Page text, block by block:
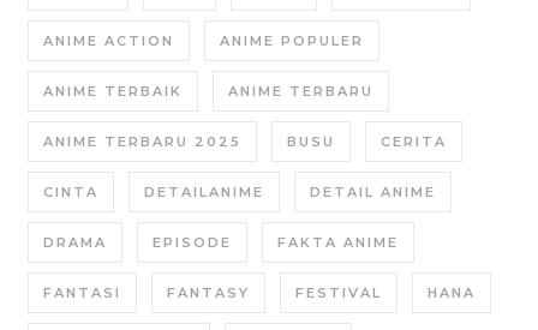
ANIME ACTION ANIME POPULER
ANIME TERBAIK ANIME TERBARU
ANIME TERBARU 2025 BUSU CERITA
CINTA DETAILANIME DETAIL ANIME
DRAMA EPISODE FAKTA ANIME
FANTASI FANTASY FESTIVAL HANA